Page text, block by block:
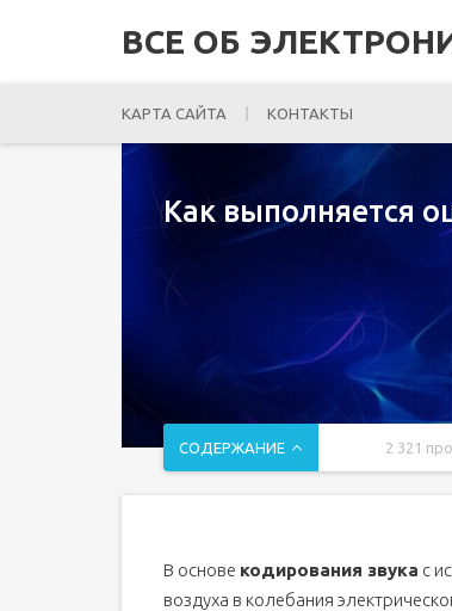
ВСЕ ОБ
КАРТА САЙТА КОНТАКТЫ
Как выполняется
СОДЕРЖАНИЕ 2 321
Линейное (однородное)
В основе кодирования звука с
воздуха в колебания